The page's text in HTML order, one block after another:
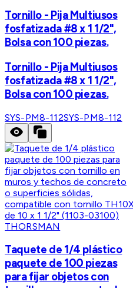
Tornillo - Pija Multiusos
fosfatizada #8 x 1 1/2",
Bolsa con 100 piezas.
Tornillo - Pija Multiusos
fosfatizada #8 x 1 1/2",
Bolsa con 100 piezas.
SYS-PM8-112SYS-PM8-112
THORSMAN
Taquete de 1/4 plástico
paquete de 100 piezas
para fijar objetos con